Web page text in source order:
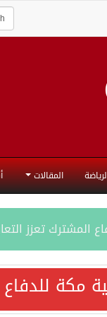
المقالات
المشترك تعزز
مكة تعكس
مكة